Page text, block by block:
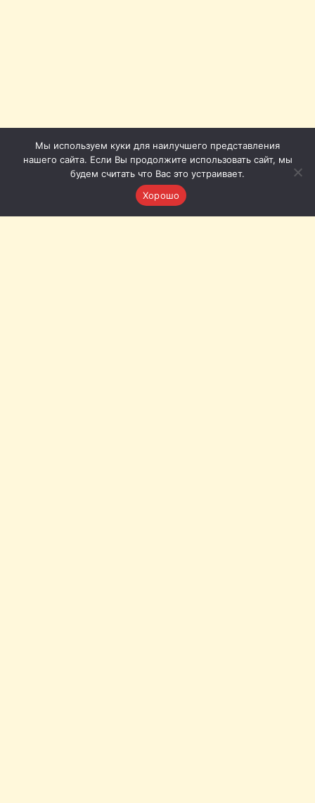
Мы используем куки для наилучшего представления
нашего сайта. Если Вы продолжите использовать сайт, мы
будем считать что Вас это устраивает.
Хорошо